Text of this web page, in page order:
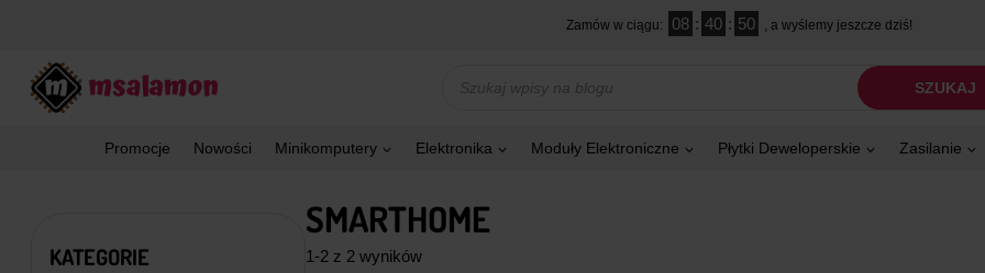
Zamów w ciągu: 08 : 40 : 49 , a wyślemy jeszcze dziś!
produktów
SZUKAJ
Promocje Nowości Minikomputery Elektronika Moduły Elektroniczne Płytki Deweloperskie Zasilanie
KATEGORIE
SMARTHOME
1-2 z 2 wyników